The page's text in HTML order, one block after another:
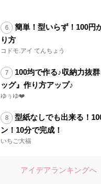
簡単！型いらず！100円
り方
コドモ.アイ てんちょう
100均で作る♪収納力抜
ッグ』作り方アップ♪
ゆぅゆ❤️
型紙なしでも出来る！
ン！10分で完成！
いちご大福
アイデアランキングへ